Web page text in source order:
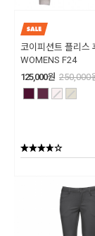
코이피션트 플리스
WOMENS F24
125,000원 250,000